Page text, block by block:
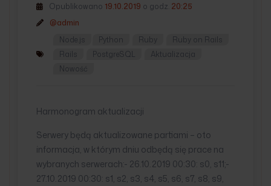
Opublikowano 19.10.2019 o godz. 20:25
@admin
Node.js
Python Ruby
Ruby on Rails
Rails
PostgreSQL
Aktualizacja
Nowość
Harmonogram aktualizacji
Serwery będą aktualizowane partiami – oto
informacja, w którym dniu odbędą się prace na
wybranych serwerach:- 26.10.2019 00:30: s0, s11;-
27.10.2019 00:30: s1, s2, s3, s4, s5, s6, s7, s8, s9,